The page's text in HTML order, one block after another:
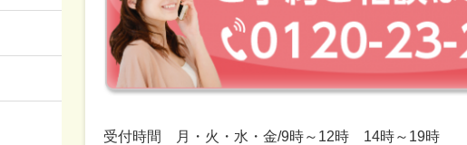
受付時間 月・火・水・金/9時～12時 14時～19時